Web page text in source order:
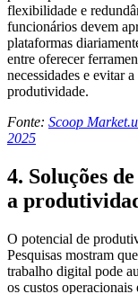
flexibilidade e
funcionários devem
plataformas
entre oferecer
necessidades e evitar
produtividade.
Fonte: Scoop
2025
4. Soluções
a
O potencial de
Pesquisas mostram
trabalho digital pode
os custos operacionais